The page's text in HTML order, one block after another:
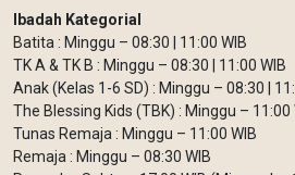
Ibadah Kategorial
Batita : Minggu – 08:30 | 11:00 WIB
TK A & TK B : Minggu – 08:30 | 11:00 WIB
Anak (Kelas 1-6 SD) : Minggu – 08:30 |
The Blessing Kids (TBK) : Minggu – 11:00
Tunas Remaja : Minggu – 11:00 WIB
Remaja : Minggu – 08:30 WIB